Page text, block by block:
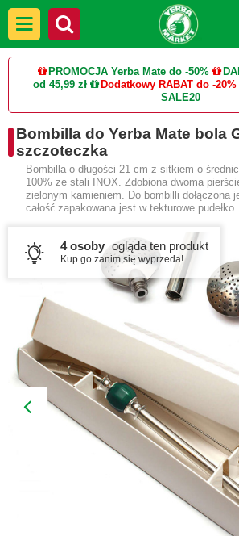
PROMOCJA Yerba Mate do -50%
od 45,99 zł
Dodatkowy RABAT do -20%
SALE20
Bombilla do Yerba Mate bola
szczoteczka
Bombilla o długości 21 cm z sitkiem o
100% ze stali INOX. Zdobiona dwoma
zielonym kamieniem. Do bombilli dołączona
całość zapakowana jest w tekturowe pudełko.
4 osoby ogląda ten produkt
Kup go zanim się wyprzeda!